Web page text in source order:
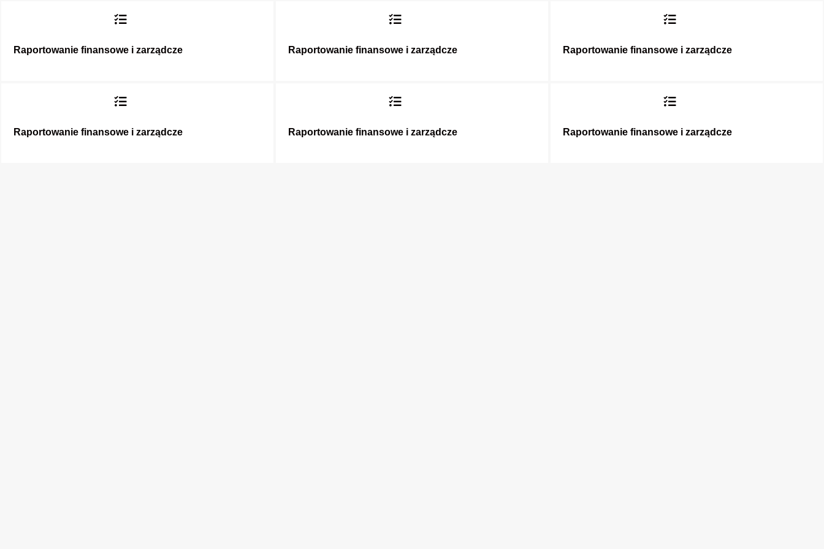
Raportowanie finansowe i zarządcze Raportowanie finansowe i zarządcze Raportowanie finansowe i zarządcze
Raportowanie finansowe i zarządcze Raportowanie finansowe i zarządcze Raportowanie finansowe i zarządcze